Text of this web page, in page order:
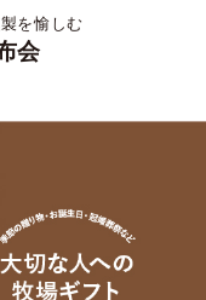
を愉しむ
会